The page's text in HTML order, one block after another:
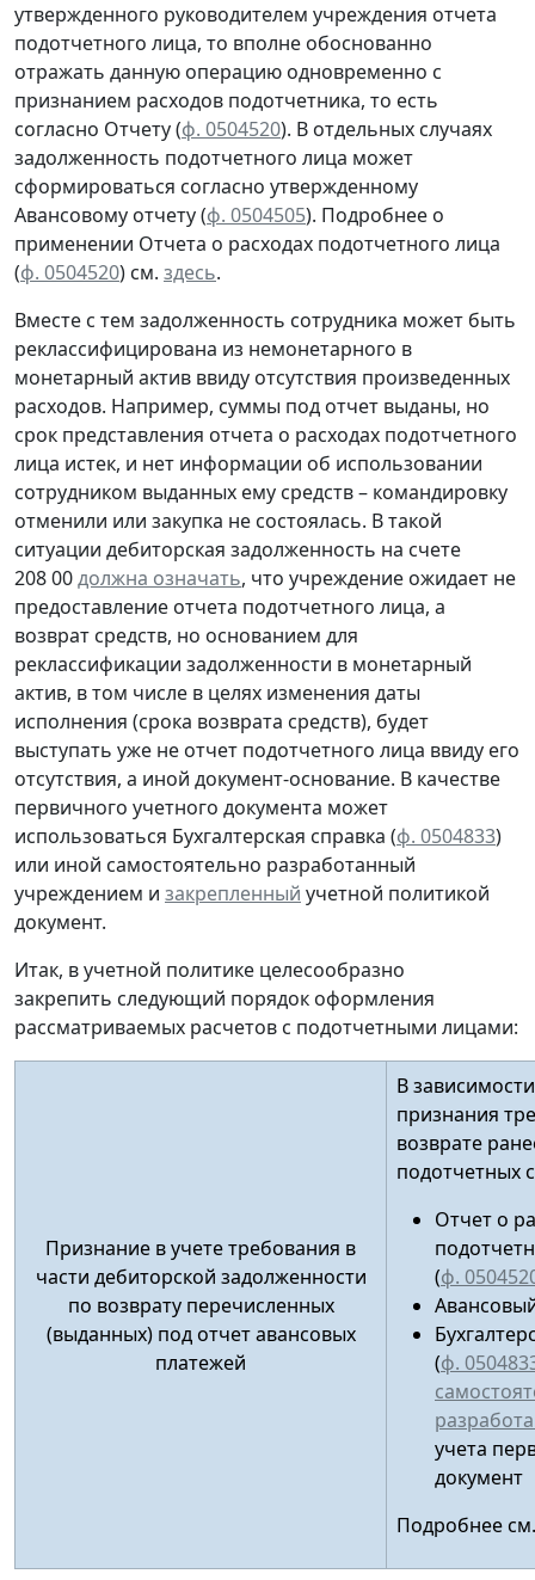
утвержденного руководителем учреждения отчета
подотчетного лица, то вполне обоснованно
отражать данную операцию одновременно с
признанием расходов подотчетника, то есть
согласно Отчету (ф. 0504520). В отдельных случаях
задолженность подотчетного лица может
сформироваться согласно утвержденному
Авансовому отчету(ф. 0504505). Подробнее о
применении Отчета о расходах подотчетного лица
(ф. 0504520) см. здесь.
Вместе с тем задолженность сотрудника может быть
реклассифицирована из немонетарного в
монетарный актив ввиду отсутствия произведенных
расходов. Например, суммы под отчет выданы, но
срок представления отчета о расходах подотчетного
лица истек, и нет информации об использовании
сотрудником выданных ему средств – командировку
отменили или закупка не состоялась. В такой
ситуации дебиторская задолженность на счете
208 00должна означать, что учреждение ожидает не
предоставление отчета подотчетного лица, а
возврат средств, но основанием для
реклассификации задолженности в монетарный
актив, в том числе в целях изменения даты
исполнения (срока возврата средств), будет
выступать уже не отчет подотчетного лица ввиду его
отсутствия, а иной документ-основание. В качестве
первичного учетного документа может
использоваться Бухгалтерская справка (ф. 0504833)
или иной самостоятельно разработанный
учреждением и закрепленный учетной политикой
документ.
Итак, в учетной политике целесообразно
закрепить следующий порядок оформления
рассматриваемых расчетов с подотчетными лицами:
Признание в учете требования в
части дебиторской задолженности
по возврату перечисленных
(выданных) под отчет авансовых
платежей
В
признания
возврате
подотчетных
Отчет о
(ф.
(ф.
учета
документ
Подробнее